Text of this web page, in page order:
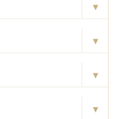
▾
▾
▾
▾